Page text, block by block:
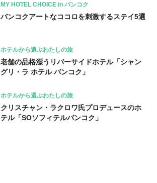
MY HOTEL CHOICE in バンコク
バンコクアートなココロを刺激するステイ5選
ホテルから選ぶわたしの旅
老舗の品格漂うリバーサイドホテル「シャン
グリ・ラ ホテル バンコク」
ホテルから選ぶわたしの旅
クリスチャン・ラクロワ氏プロデュースのホ
テル「SOソフィテルバンコク」